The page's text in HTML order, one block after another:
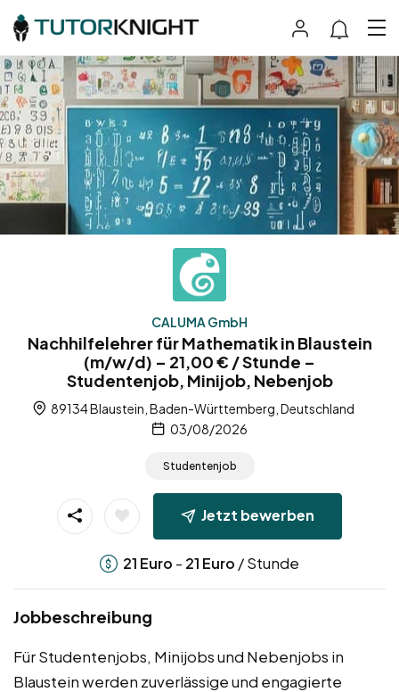
CALUMA GmbH
Nachhilfelehrer für Mathematik in Blaustein
(m/w/d) – 21,00 € / Stunde –
Studentenjob, Minijob, Nebenjob
89134 Blaustein, Baden-Württemberg, Deutschland
03/08/2026
Studentenjob
Jetzt bewerben
21 Euro - 21 Euro / Stunde
Jobbeschreibung
Für Studentenjobs, Minijobs und Nebenjobs in
Blaustein werden zuverlässige und engagierte